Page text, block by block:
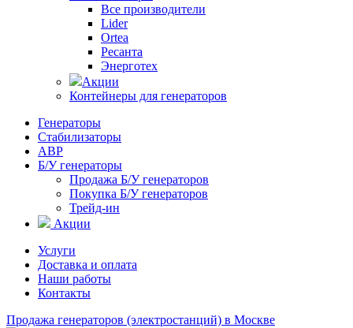
Все производители
Lider
Ortea
Ресанта
Энерготех
Акции
Контейнеры для генераторов
Генераторы
Стабилизаторы
АВР
Б/У генераторы
Продажа Б/У генераторов
Покупка Б/У генераторов
Трейд-ин
Акции
Услуги
Доставка и оплата
Наши работы
Контакты
Продажа генераторов (электростанций) в Москве